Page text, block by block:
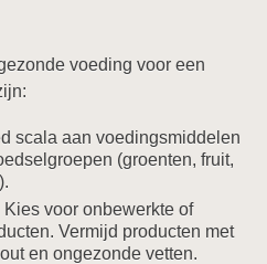
voeding voor een
scala aan voedingsmiddelen
(groenten, fruit,
Kies voor onbewerkte of
Vermijd producten met
en ongezonde vetten.